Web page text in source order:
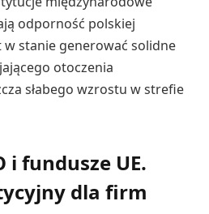
odporność polskiej
stanie generować solidne
otoczenia
słabego wzrostu w strefie
i fundusze UE.
dla firm